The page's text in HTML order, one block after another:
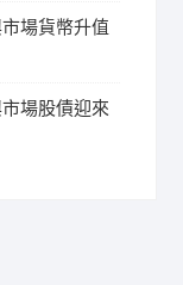
場貨幣升值
場股債迎來